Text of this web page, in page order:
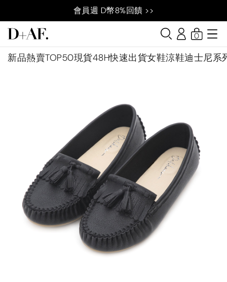
會員週 D幣8%回饋 >>
新品熱賣TOP50現貨48H快速出貨女鞋涼鞋迪士尼系
0